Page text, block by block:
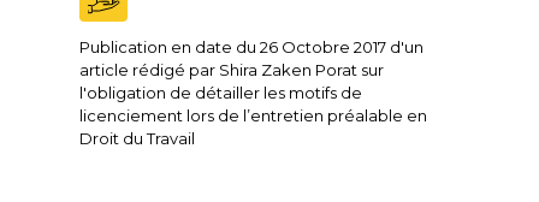
Publication en date du 26 Octobre 2017 d'un
article rédigé par Shira Zaken Porat sur
l'obligation de détailler les motifs de
licenciement lors de l’entretien préalable en
Droit du Travail